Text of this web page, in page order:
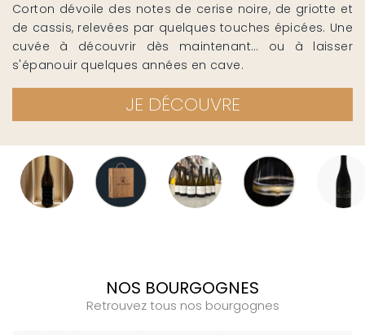
Corton dévoile des notes de cerise noire, de griotte et
de cassis, relevées par quelques touches épicées. Une
cuvée à découvrir dès maintenant… ou à laisser
s'épanouir quelques années en cave.
JE DÉCOUVRE
NOS BOURGOGNES
Retrouvez tous nos bourgognes